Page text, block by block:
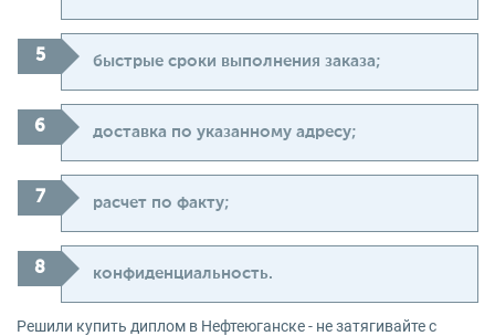
быстрые сроки выполнения заказа;
доставка по указанному адресу;
расчет по факту;
конфиденциальность.
Решили купить диплом в Нефтеюганске - не затягивайте с